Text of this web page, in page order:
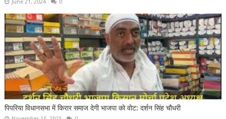
June 21, 2024 0
पिपरिया विधानसभा में किरार समाज देगी भाजपा को वोट: दर्शन सिंह चौधरी